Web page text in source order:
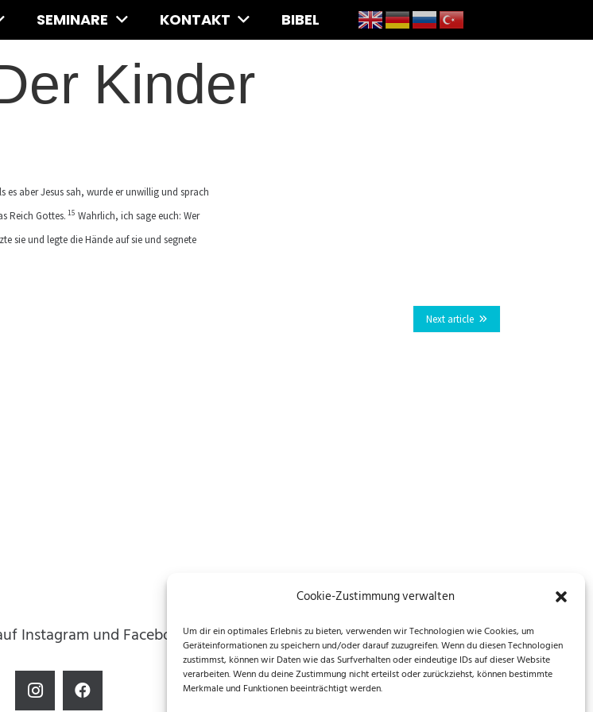
Cookie-Zustimmung verwalten
Um dir ein optimales Erlebnis zu bieten, verwenden wir Technologien wie Cookies, um
Geräteinformationen zu speichern und/oder darauf zuzugreifen. Wenn du diesen Technologien
zustimmst, können wir Daten wie das Surfverhalten oder eindeutige IDs auf dieser Website
verarbeiten. Wenn du deine Zustimmung nicht erteilst oder zurückziehst, können bestimmte
Merkmale und Funktionen beeinträchtigt werden.
SEMINARE KONTAKT BIBEL
Kinder
es aber Jesus sah, wurde er unwillig und sprach
Reich Gottes. 15 Wahrlich, ich sage euch: Wer
sie und legte die Hände auf sie und segnete
Next article
Instagram und Facebook!